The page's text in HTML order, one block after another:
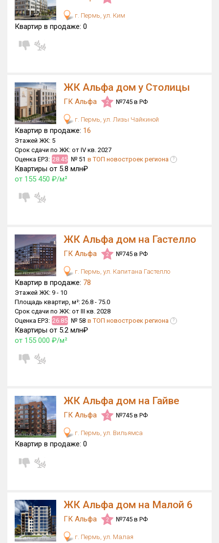
г. Пермь, ул. Ким
Квартир в продаже: 0
ЖК Альфа дом у Столицы
ГК Альфа 2 №745 в РФ
г. Пермь, ул. Лизы Чайкиной
Квартир в продаже: 16
Этажей ЖК: 5
Срок сдачи по ЖК: от IV кв. 2027
Оценка ЕРЗ: 28.45 № 51 в ТОП новостроек региона ?
Квартиры от 5.8 млн₽
от 155 450 ₽/м²
ЖК Альфа дом на Гастелло
ГК Альфа 2 №745 в РФ
г. Пермь, ул. Капитана Гастелло
Квартир в продаже: 78
Этажей ЖК: 9 - 10
Площадь квартир, м²: 26.8 - 75.0
Срок сдачи по ЖК: от III кв. 2028
Оценка ЕРЗ: 26.85 № 58 в ТОП новостроек региона ?
Квартиры от 5.2 млн₽
от 155 000 ₽/м²
ЖК Альфа дом на Гайве
ГК Альфа 2 №745 в РФ
г. Пермь, ул. Вильямса
Квартир в продаже: 0
ЖК Альфа дом на Малой 6
ГК Альфа 2 №745 в РФ
г. Пермь, ул. Малая